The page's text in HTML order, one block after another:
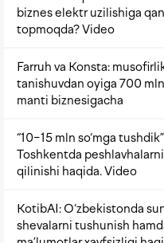
biznes elektr uzilishiga
topmoqda? Video
Farruh va Konsta:
tanishuvdan oyiga 700
manti biznesigacha
“10−15 mln so‘mga
Toshkentda
qilinishi haqida. Video
KotibAI: O‘zbekistonda
shevalarni tushunish